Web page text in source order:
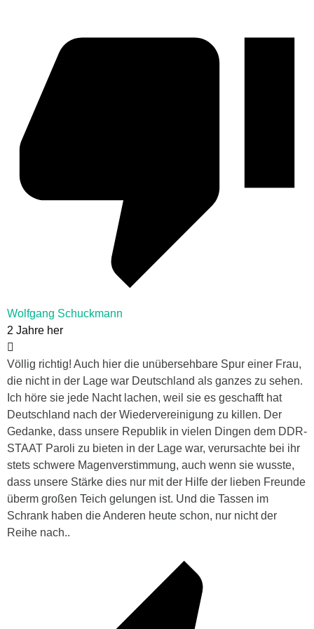
Wolfgang Schuckmann
2 Jahre her
Völlig richtig! Auch hier die unübersehbare Spur einer Frau,
die nicht in der Lage war Deutschland als ganzes zu sehen.
Ich höre sie jede Nacht lachen, weil sie es geschafft hat
Deutschland nach der Wiedervereinigung zu killen. Der
Gedanke, dass unsere Republik in vielen Dingen dem DDR-
STAAT Paroli zu bieten in der Lage war, verursachte bei ihr
stets schwere Magenverstimmung, auch wenn sie wusste,
dass unsere Stärke dies nur mit der Hilfe der lieben Freunde
überm großen Teich gelungen ist. Und die Tassen im
Schrank haben die Anderen heute schon, nur nicht der
Reihe nach..